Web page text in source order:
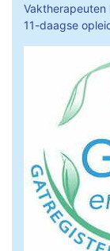
Vaktherapeuten
11-daagse